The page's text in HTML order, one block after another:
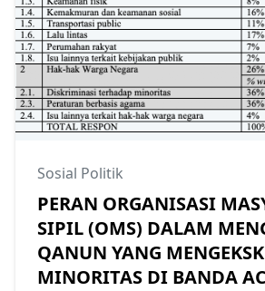
Sosial Politik
PERAN ORGANISASI
SIPIL (OMS) DALAM
QANUN YANG
MINORITAS DI BANDA